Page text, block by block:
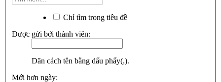
Chỉ tìm trong tiêu đề
Được gửi bởi thành viên:
Dãn cách tên bằng dấu phẩy(,).
Mới hơn ngày: